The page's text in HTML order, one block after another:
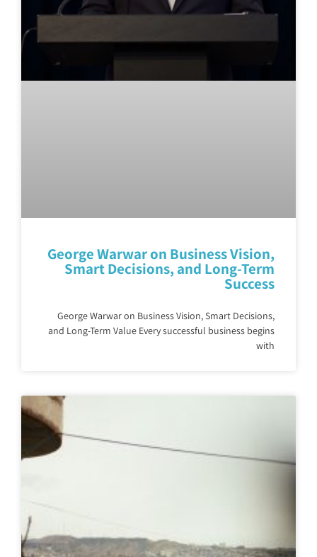
George Warwar on Business Vision,
Smart Decisions, and Long-Term
Success
George Warwar on Business Vision, Smart Decisions,
and Long-Term Value Every successful business begins
with